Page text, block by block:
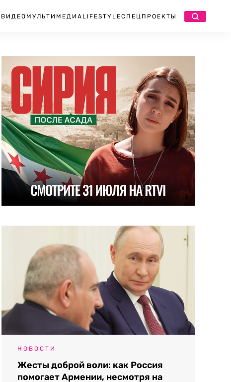
ВИДЕО МУЛЬТИМЕДИА LIFESTYLEСПЕЦПРОЕКТЫ
НОВОСТИ
Жесты доброй воли: как Россия
помогает Армении, несмотря на